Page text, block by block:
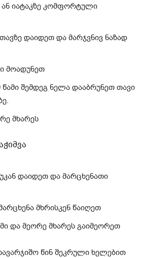
ან იატაკზე კომფორტული
დაიდეთ და მარჯვნივ ნაზად
მოადუნეთ
შემდეგ ნელა დააბრუნეთ თავი
მხარეს
დაიდეთ და მარცხენათი
მხრისკენ წაიღეთ
და მეორე მხარეს გაიმეორეთ
წინ შეკრული ხელებით